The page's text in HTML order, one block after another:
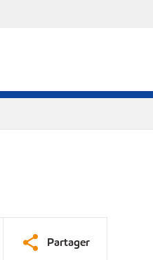
Partager